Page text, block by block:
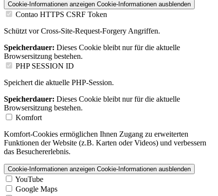
Cookie-Informationen anzeigen Cookie-Informationen ausblenden
Contao HTTPS CSRF Token
Schützt vor Cross-Site-Request-Forgery Angriffen.
Speicherdauer: Dieses Cookie bleibt nur für die aktuelle
Browsersitzung bestehen.
PHP SESSION ID
Speichert die aktuelle PHP-Session.
Speicherdauer: Dieses Cookie bleibt nur für die aktuelle
Browsersitzung bestehen.
Komfort
Komfort-Cookies ermöglichen Ihnen Zugang zu erweiterten
Funktionen der Website (z.B. Karten oder Videos) und verbessern
das Besuchererlebnis.
Cookie-Informationen anzeigen Cookie-Informationen ausblenden
YouTube
Google Maps